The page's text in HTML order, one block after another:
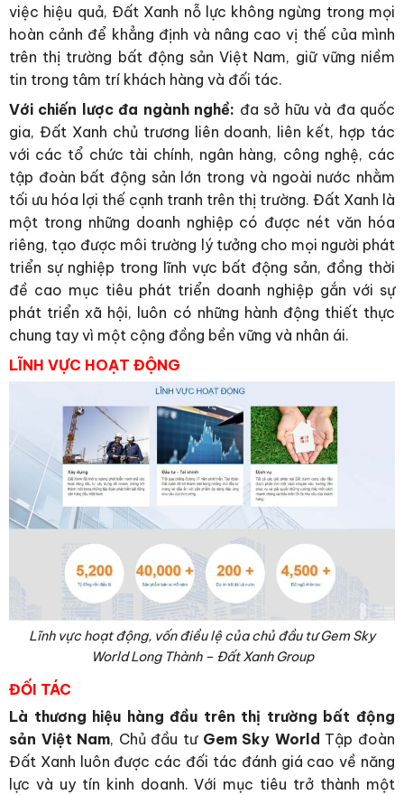
việc hiệu quả, Ðất Xanh nỗ lực không ngừng trong mọi
hoàn cảnh để khẳng định và nâng cao vị thế của mình
trên thị trường bất động sản Việt Nam, giữ vững niềm
tin trong tâm trí khách hàng và đối tác.
Với chiến lược đa ngành nghề: đa sở hữu và đa quốc
gia, Đất Xanh chủ trương liên doanh, liên kết, hợp tác
với các tổ chức tài chính, ngân hàng, công nghệ, các
tập đoàn bất động sản lớn trong và ngoài nước nhằm
tối ưu hóa lợi thế cạnh tranh trên thị trường. Đất Xanh là
một trong những doanh nghiệp có được nét văn hóa
riêng, tạo được môi trường lý tưởng cho mọi người phát
triển sự nghiệp trong lĩnh vực bất động sản, đồng thời
đề cao mục tiêu phát triển doanh nghiệp gắn với sự
phát triển xã hội, luôn có những hành động thiết thực
chung tay vì một cộng đồng bền vững và nhân ái.
LĨNH VỰC HOẠT ĐỘNG
Lĩnh vực hoạt động, vốn điều lệ của chủ đầu tư Gem Sky
World Long Thành – Đất Xanh Group
ĐỐI TÁC
Là thương hiệu hàng đầu trên thị trường bất động
sản Việt Nam, Chủ đầu tưGem Sky World Tập đoàn
Đất Xanh luôn được các đối tác đánh giá cao về năng
lực và uy tín kinh doanh. Với mục tiêu trở thành một